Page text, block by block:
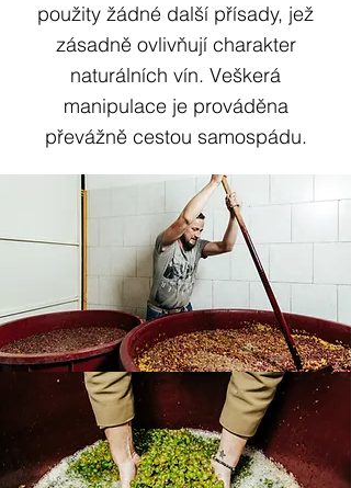
použity žádné další přísady, jež
zásadně ovlivňují charakter
naturálních vín. Veškerá
manipulace je prováděna
převážně cestou samospádu.